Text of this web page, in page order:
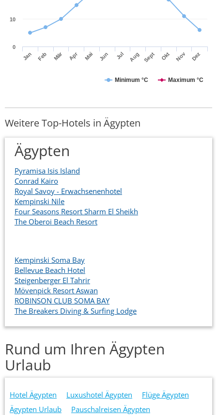
Minimum °C Maximum °C
Jan Feb Mär Apr Mai Jun Jul Aug Sept Okt Nov Dez
0
10
Weitere Top-Hotels in Ägypten
Ägypten
Pyramisa Isis Island
Conrad Kairo
Royal Savoy - Erwachsenenhotel
Kempinski Nile
Four Seasons Resort Sharm El Sheikh
The Oberoi Beach Resort
Kempinski Soma Bay
Bellevue Beach Hotel
Steigenberger El Tahrir
Mövenpick Resort Aswan
ROBINSON CLUB SOMA BAY
The Breakers Diving & Surfing Lodge
Rund um Ihren Ägypten
Urlaub
Hotel Ägypten Luxushotel Ägypten
Flüge Ägypten
Ägypten Urlaub
Pauschalreisen Ägypten